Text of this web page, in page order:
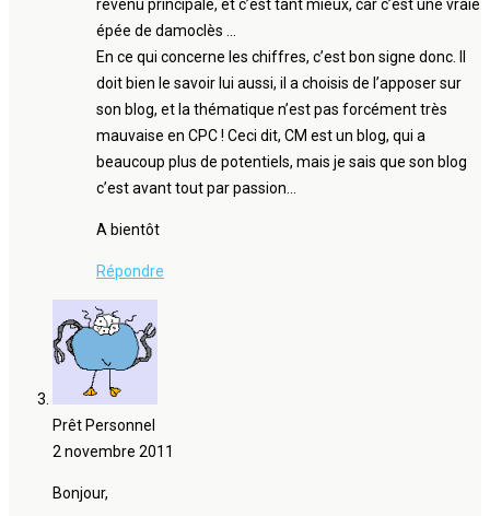
revenu principale, et c’est tant mieux, car c’est une vraie
épée de damoclès …
En ce qui concerne les chiffres, c’est bon signe donc. Il
doit bien le savoir lui aussi, il a choisis de l’apposer sur
son blog, et la thématique n’est pas forcément très
mauvaise en CPC ! Ceci dit, CM est un blog, qui a
beaucoup plus de potentiels, mais je sais que son blog
c’est avant tout par passion…
A bientôt
Répondre
Prêt Personnel
2 novembre 2011
Bonjour,